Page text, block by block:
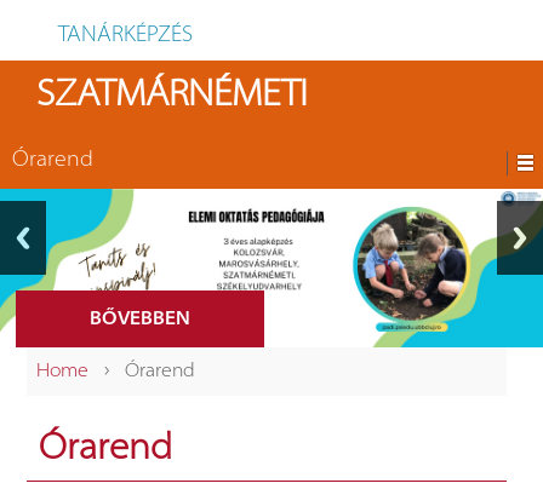
TANÁRKÉPZÉS
SZATMÁRNÉMETI
Órarend
BŐVEBBEN
Home › Órarend
Órarend